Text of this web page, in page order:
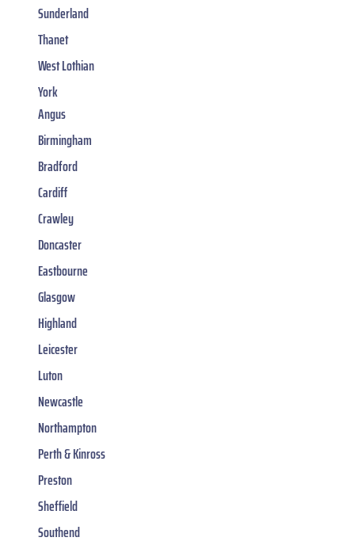
Sunderland
Thanet
West Lothian
York
Angus
Birmingham
Bradford
Cardiff
Crawley
Doncaster
Eastbourne
Glasgow
Highland
Leicester
Luton
Newcastle
Northampton
Perth & Kinross
Preston
Sheffield
Southend